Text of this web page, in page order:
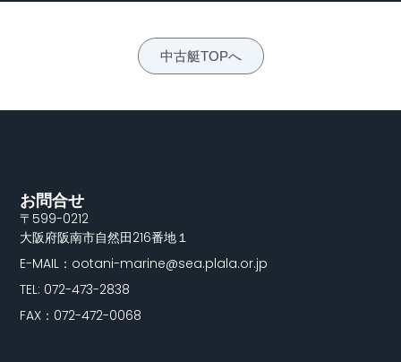
中古艇TOPへ
お問合せ
〒599-0212
大阪府阪南市自然田216番地１
E-MAIL：ootani-marine@sea.plala.or.jp
TEL: 072-473-2838
FAX：072-472-0068